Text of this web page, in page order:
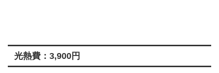
光熱費：3,900円